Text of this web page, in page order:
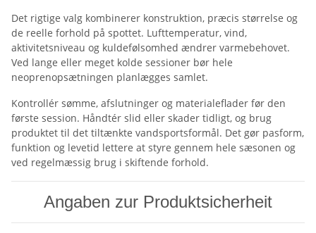
Det rigtige valg kombinerer konstruktion, præcis størrelse og
de reelle forhold på spottet. Lufttemperatur, vind,
aktivitetsniveau og kuldefølsomhed ændrer varmebehovet.
Ved lange eller meget kolde sessioner bør hele
neoprenopsætningen planlægges samlet.
Kontrollér sømme, afslutninger og materialeflader før den
første session. Håndtér slid eller skader tidligt, og brug
produktet til det tiltænkte vandsportsformål. Det gør pasform,
funktion og levetid lettere at styre gennem hele sæsonen og
ved regelmæssig brug i skiftende forhold.
Angaben zur Produktsicherheit